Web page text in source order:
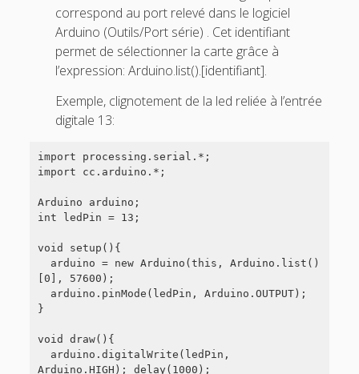
correspond au port relevé dans le logiciel
Arduino (Outils/Port série) . Cet identifiant
permet de sélectionner la carte grâce à
l’expression: Arduino.list().[identifiant].
Exemple, clignotement de la led reliée à l’entrée
digitale 13:
import processing.serial.*;
import cc.arduino.*;
Arduino arduino;
int ledPin = 13;
void setup(){
[0], 57600);
}
void draw(){
Arduino.HIGH); delay(1000);